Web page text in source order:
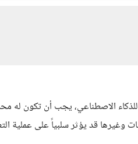
الاصطناعي، يجب أن تكون له
قد يؤثر سلبياً على عملية